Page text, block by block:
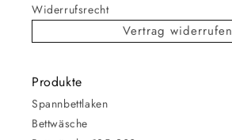
Widerrufsrecht
Vertrag widerrufen
Produkte
Spannbettlaken
Bettwäsche